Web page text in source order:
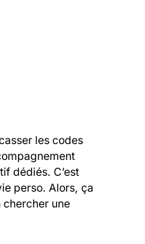
les codes
dédiés. C’est
perso. Alors, ça
chercher une